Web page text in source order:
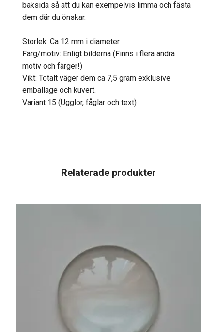
baksida så att du kan exempelvis limma och fästa
dem där du önskar.
Storlek: Ca 12 mm i diameter.
Färg/motiv: Enligt bilderna (Finns i flera andra
motiv och färger!)
Vikt: Totalt väger dem ca 7,5 gram exklusive
emballage och kuvert.
Variant 15 (Ugglor, fåglar och text)